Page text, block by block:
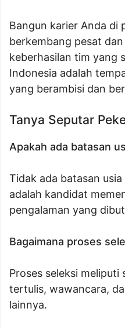
Bangun karier Anda di
berkembang pesat
keberhasilan tim yang
Indonesia adalah
yang berambisi dan
Tanya Seputar
Apakah ada batasan
Tidak ada batasan
adalah kandidat
pengalaman yang
Bagaimana proses
Proses seleksi meliputi
tertulis, wawancara,
lainnya.